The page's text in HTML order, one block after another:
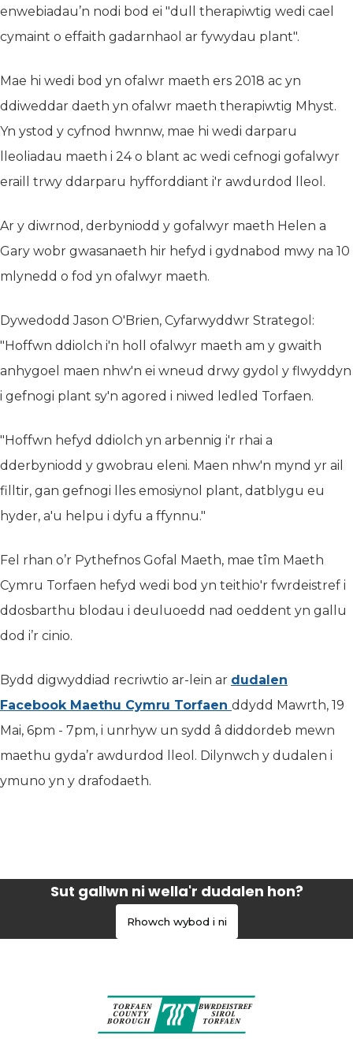
enwebiadau’n nodi bod ei "dull therapiwtig wedi cael
cymaint o effaith gadarnhaol ar fywydau plant".
Mae hi wedi bod yn ofalwr maeth ers 2018 ac yn
ddiweddar daeth yn ofalwr maeth therapiwtig Mhyst.
Yn ystod y cyfnod hwnnw, mae hi wedi darparu
lleoliadau maeth i 24 o blant ac wedi cefnogi gofalwyr
eraill trwy ddarparu hyfforddiant i'r awdurdod lleol.
Ar y diwrnod, derbyniodd y gofalwyr maeth Helen a
Gary wobr gwasanaeth hir hefyd i gydnabod mwy na 10
mlynedd o fod yn ofalwyr maeth.
Dywedodd Jason O'Brien, Cyfarwyddwr Strategol:
"Hoffwn ddiolch i'n holl ofalwyr maeth am y gwaith
anhygoel maen nhw'n ei wneud drwy gydol y flwyddyn
i gefnogi plant sy'n agored i niwed ledled Torfaen.
"Hoffwn hefyd ddiolch yn arbennig i'r rhai a
dderbyniodd y gwobrau eleni. Maen nhw'n mynd yr ail
filltir, gan gefnogi lles emosiynol plant, datblygu eu
hyder, a'u helpu i dyfu a ffynnu."
Fel rhan o’r Pythefnos Gofal Maeth, mae tîm Maeth
Cymru Torfaen hefyd wedi bod yn teithio'r fwrdeistref i
ddosbarthu blodau i deuluoedd nad oeddent yn gallu
dod i’r cinio.
Bydd digwyddiad recriwtio ar-lein ar dudalen
Facebook Maethu Cymru Torfaen (yn agor mewn
ddydd Mawrth, 19
Mai, 6pm - 7pm, i unrhyw un sydd â diddordeb mewn
maethu gyda’r awdurdod lleol. Dilynwch y dudalen i
ymuno yn y drafodaeth.
Sut gallwn ni wella'r dudalen hon?
Rhowch wybod i ni